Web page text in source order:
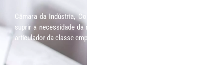
Câmara da Indústria, Comércio e Serviços surgiu em 2005, para
suprir a necessidade da região de ter um organismo que fosse o
articulador da classe empresarial.